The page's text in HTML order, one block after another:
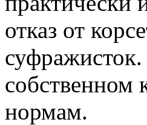
отказ от
собственном
нормам.